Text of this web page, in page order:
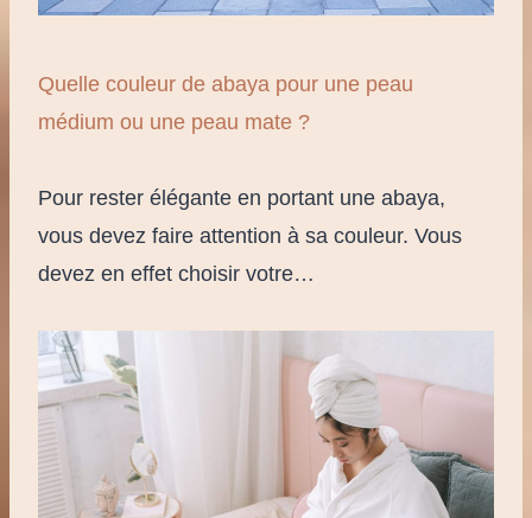
Quelle couleur de abaya pour une peau
médium ou une peau mate ?
Pour rester élégante en portant une abaya,
vous devez faire attention à sa couleur. Vous
devez en effet choisir votre…